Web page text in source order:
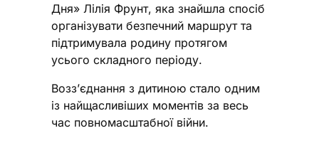
Дня» Лілія Фрунт, яка знайшла спосіб
організувати безпечний маршрут та
підтримувала родину протягом
усього складного періоду.
Возз’єднання з дитиною стало одним
із найщасливіших моментів за весь
час повномасштабної війни.